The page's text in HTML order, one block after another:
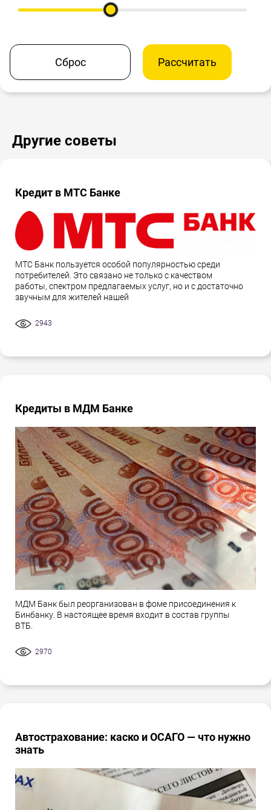
Сброс Рассчитать
Другие советы
Кредит в МТС Банке
МТС Банк пользуется особой популярностью среди
потребителей. Это связано не только с качеством
работы, спектром предлагаемых услуг, но и с достаточно
звучным для жителей нашей
2943
Кредиты в МДМ Банке
МДМ Банк был реорганизован в фоме присоединения к
Бинбанку. В настоящее время входит в состав группы
ВТБ.
2970
Автострахование: каско и ОСАГО — что нужно
знать